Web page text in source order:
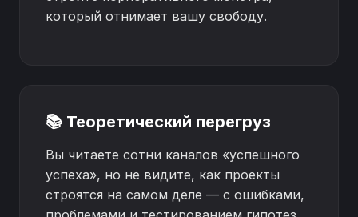
который отнимает вашу свободу.
📚 Теоретический перегруз
Вы читаете сотни каналов «успешного
успеха», но не видите, как проекты
строятся на самом деле — с ошибками,